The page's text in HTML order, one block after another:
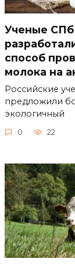
Ученые
способ
молока на
Российские
предложили
экологичный
0 22